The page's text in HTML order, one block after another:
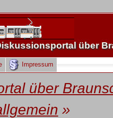
über
Impressum
über
»